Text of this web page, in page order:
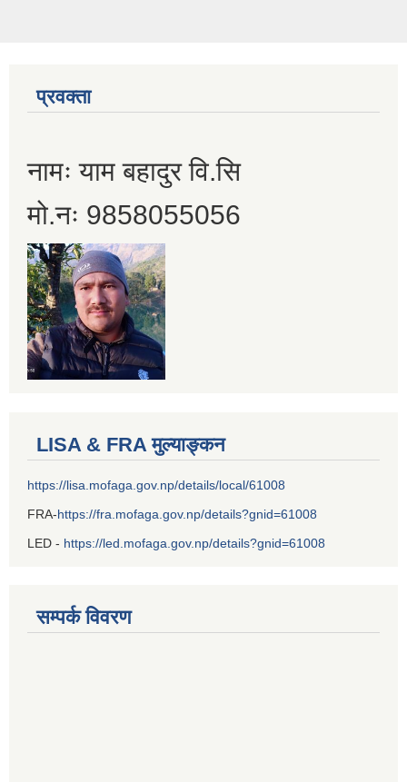
प्रवक्ता
नामः याम बहादुर वि.सि
मो.नः 9858055056
LISA & FRA मुल्याङ्कन
https://lisa.mofaga.gov.np/details/local/61008
FRA-https://fra.mofaga.gov.np/details?gnid=61008
LED - https://led.mofaga.gov.np/details?gnid=61008
सम्पर्क विवरण